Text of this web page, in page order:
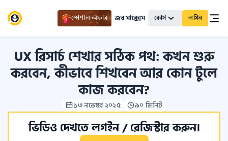
স্পেশাল অফার জব সাক্সেস কোর্স লগিন
UX রিসার্চ শেখার সঠিক পথ: কখন শুরু
করবেন, কীভাবে শিখবেন আর কোন টুলে
কাজ করবেন?
১৩ নভেম্বর ২০২৫ ৯০ মিনিট
ভিডিও দেখতে লগইন / রেজিস্টার করুন।